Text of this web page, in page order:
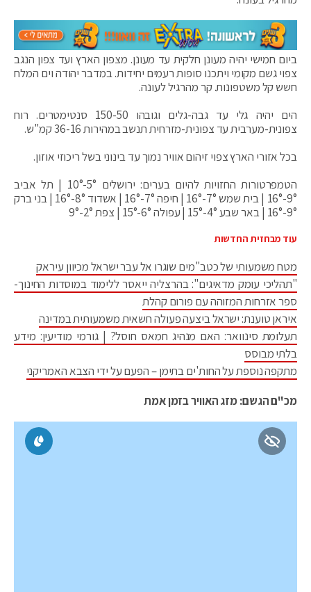
ביום חמישי יהיה מעונן חלקית עד מעונן. מצפון הארץ ועד צפון הנגב
צפוי גשם מקומי ויתכנו סופות רעמים יחידות. במדבר יהודה וים המלח
חשש קל משטפונות. קר מהרגיל לעונה.
הים יהיה גלי עד גבה-גלים וגובהו 150-50 סנטימטרים. רוח
צפונית-מערבית עד צפונית-מזרחית תנשב במהירות 36-16 קמ"ש.
בכל אזורי הארץ צפוי זיהום אוויר נמוך עד בינוני בשל ריכוזי אוזון.
הטמפרטורות החזויות להיום בערים: ירושלים 5°-10° | תל אביב
9°-16° | בית שמש 7°-16° | חיפה 7°-16° | אשדוד 8°-16° | בני ברק
9°-16° | באר שבע 4°-15° | עפולה 6°-15° | צפת 2°-9°
עוד מבחזית החדשות
מטח משמעותי של כטב"מים שוגרו אל עבר ישראל מכיוון עיראק
"תהליכי עומק מדאיגים": בהרצליה ייאסר ללימוד במוסדות החינוך-
ספר אזרחות המזוהה עם פורום קהלת
איראן טוענת: ישראל ביצעה פעולה חשאית משמעותית במדינה
תעלומת סינוואר: האם מנהיג חמאס חוסל? | גורמי מודיעין: מידע
בלתי מבוסס
מתקפה נוספת על החות'ים בתימן – הפעם על ידי הצבא האמריקני
מכ"ם הגשם: מזג האוויר בזמן אמת